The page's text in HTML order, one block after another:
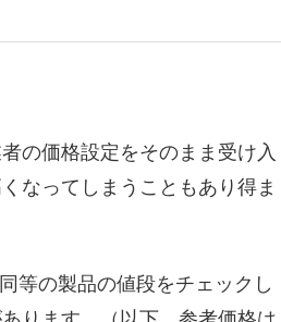
の価格設定をそのまま受け入
なってしまうこともあり得ま
等の製品の値段をチェックし